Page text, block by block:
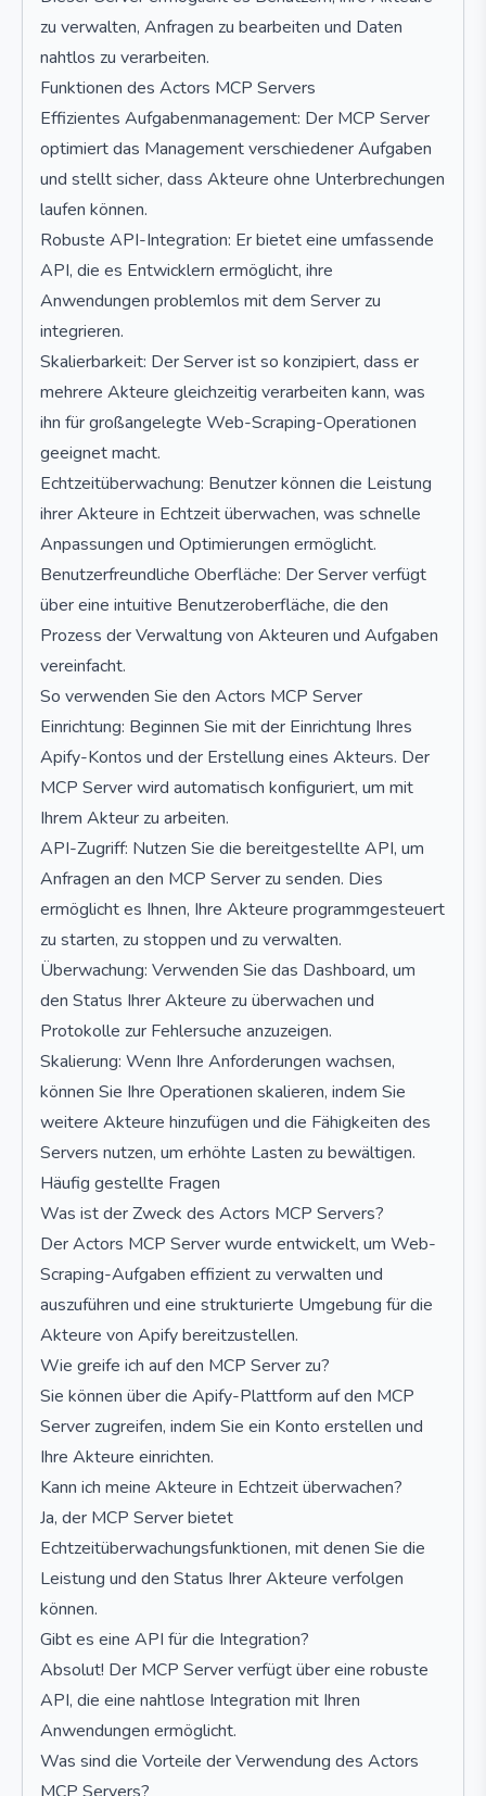
zu verwalten, Anfragen zu bearbeiten und Daten
nahtlos zu verarbeiten.
Funktionen des Actors MCP Servers
Effizientes Aufgabenmanagement: Der MCP Server
optimiert das Management verschiedener Aufgaben
und stellt sicher, dass Akteure ohne Unterbrechungen
laufen können.
Robuste API-Integration: Er bietet eine umfassende
API, die es Entwicklern ermöglicht, ihre
Anwendungen problemlos mit dem Server zu
integrieren.
Skalierbarkeit: Der Server ist so konzipiert, dass er
mehrere Akteure gleichzeitig verarbeiten kann, was
ihn für großangelegte Web-Scraping-Operationen
geeignet macht.
Echtzeitüberwachung: Benutzer können die Leistung
ihrer Akteure in Echtzeit überwachen, was schnelle
Anpassungen und Optimierungen ermöglicht.
Benutzerfreundliche Oberfläche: Der Server verfügt
über eine intuitive Benutzeroberfläche, die den
Prozess der Verwaltung von Akteuren und Aufgaben
vereinfacht.
So verwenden Sie den Actors MCP Server
Einrichtung: Beginnen Sie mit der Einrichtung Ihres
Apify-Kontos und der Erstellung eines Akteurs. Der
MCP Server wird automatisch konfiguriert, um mit
Ihrem Akteur zu arbeiten.
API-Zugriff: Nutzen Sie die bereitgestellte API, um
Anfragen an den MCP Server zu senden. Dies
ermöglicht es Ihnen, Ihre Akteure programmgesteuert
zu starten, zu stoppen und zu verwalten.
Überwachung: Verwenden Sie das Dashboard, um
den Status Ihrer Akteure zu überwachen und
Protokolle zur Fehlersuche anzuzeigen.
Skalierung: Wenn Ihre Anforderungen wachsen,
können Sie Ihre Operationen skalieren, indem Sie
weitere Akteure hinzufügen und die Fähigkeiten des
Servers nutzen, um erhöhte Lasten zu bewältigen.
Häufig gestellte Fragen
Was ist der Zweck des Actors MCP Servers?
Der Actors MCP Server wurde entwickelt, um Web-
Scraping-Aufgaben effizient zu verwalten und
auszuführen und eine strukturierte Umgebung für die
Akteure von Apify bereitzustellen.
Wie greife ich auf den MCP Server zu?
Sie können über die Apify-Plattform auf den MCP
Server zugreifen, indem Sie ein Konto erstellen und
Ihre Akteure einrichten.
Kann ich meine Akteure in Echtzeit überwachen?
Ja, der MCP Server bietet
Echtzeitüberwachungsfunktionen, mit denen Sie die
Leistung und den Status Ihrer Akteure verfolgen
können.
Gibt es eine API für die Integration?
Absolut! Der MCP Server verfügt über eine robuste
API, die eine nahtlose Integration mit Ihren
Anwendungen ermöglicht.
Was sind die Vorteile der Verwendung des Actors